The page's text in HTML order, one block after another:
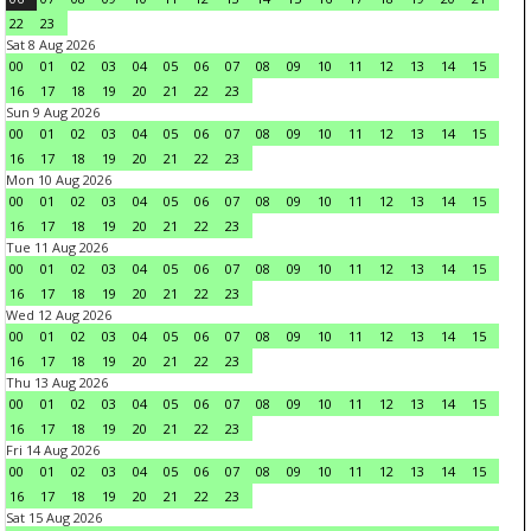
22
23
Sat 8 Aug 2026
00
01 02 03 04 05 06 07 08 09 10 11 12 13 14
15
16
17 18 19 20 21 22
23
Sun 9 Aug 2026
00
01 02 03 04 05 06 07 08 09 10 11 12 13 14
15
16
17 18 19 20 21 22
23
Mon 10 Aug 2026
00
01 02 03 04 05 06 07 08 09 10 11 12 13 14
15
16
17 18 19 20 21 22
23
Tue 11 Aug 2026
00
01 02 03 04 05 06 07 08 09 10 11 12 13 14
15
16
17 18 19 20 21 22
23
Wed 12 Aug 2026
00
01 02 03 04 05 06 07 08 09 10 11 12 13 14
15
16
17 18 19 20 21 22
23
Thu 13 Aug 2026
00
01 02 03 04 05 06 07 08 09 10 11 12 13 14
15
16
17 18 19 20 21 22
23
Fri 14 Aug 2026
00
01 02 03 04 05 06 07 08 09 10 11 12 13 14
15
16
17 18 19 20 21 22
23
Sat 15 Aug 2026